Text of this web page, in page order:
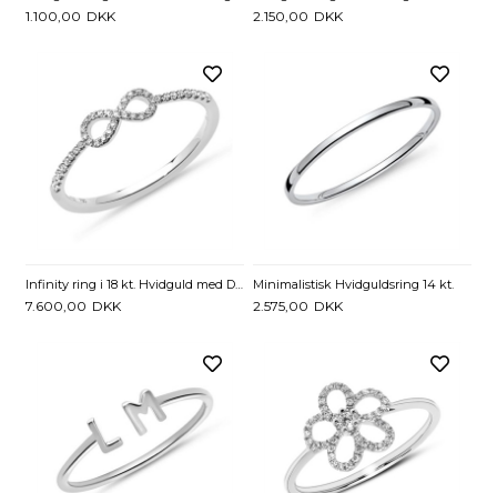
1.100,00 DKK 2.150,00 DKK
Infinity ring i 18 kt. Hvidguld med Diamanter - 0,14 ct.
7.600,00 DKK
Minimalistisk Hvidguldsring 14 kt.
2.575,00 DKK